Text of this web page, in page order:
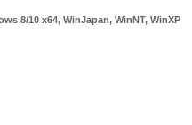
8/10 x64, WinJapan, WinNT, WinXP